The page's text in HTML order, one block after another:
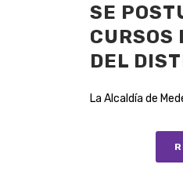
SE
CURSOS
DEL
La Alcaldía de